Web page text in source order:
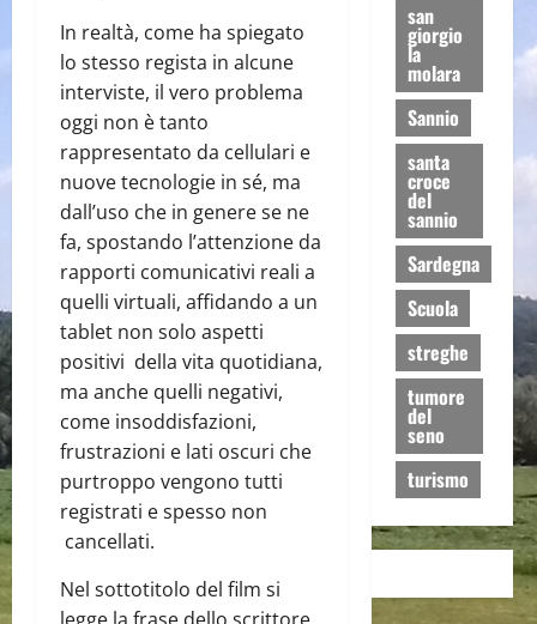
In realtà, come ha spiegato
lo stesso regista in alcune
interviste, il vero problema
oggi non è tanto
rappresentato da cellulari e
nuove tecnologie in sé, ma
dall’uso che in genere se ne
fa, spostando l’attenzione da
rapporti comunicativi reali a
quelli virtuali, affidando a un
tablet non solo aspetti
positivi della vita quotidiana,
ma anche quelli negativi,
come insoddisfazioni,
frustrazioni e lati oscuri che
purtroppo vengono tutti
registrati e spesso non
cancellati.
Nel sottotitolo del film si
legge la frase dello scrittore
san
giorgio
la
molara
Sannio
santa
croce
del
sannio
Sardegna
Scuola
streghe
tumore
del
seno
turismo